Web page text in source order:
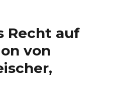
Recht auf
von